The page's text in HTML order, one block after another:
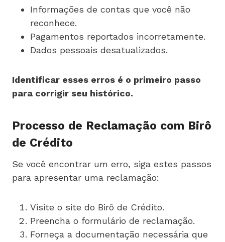
Informações de contas que você não
reconhece.
Pagamentos reportados incorretamente.
Dados pessoais desatualizados.
Identificar esses erros é o primeiro passo
para corrigir seu histórico.
Processo de Reclamação com Birô
de Crédito
Se você encontrar um erro, siga estes passos
para apresentar uma reclamação:
Visite o site do Birô de Crédito.
Preencha o formulário de reclamação.
Forneça a documentação necessária que